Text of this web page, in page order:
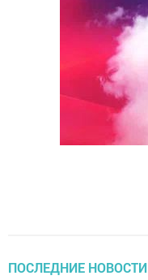
ПОСЛЕДНИЕ НОВОСТИ